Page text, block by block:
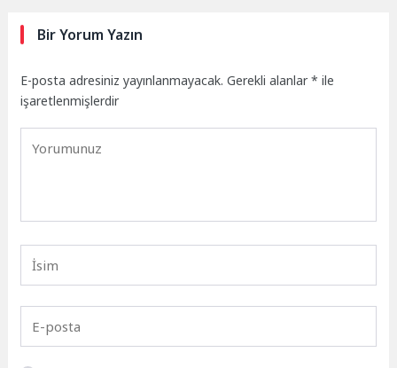
Bir Yorum Yazın
E-posta adresiniz yayınlanmayacak. Gerekli alanlar* ile
işaretlenmişlerdir